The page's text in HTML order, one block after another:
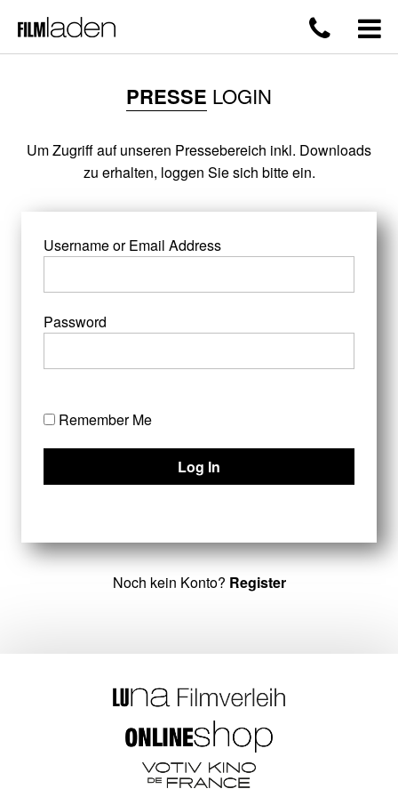
PRESSE LOGIN
Um Zugriff auf unseren Pressebereich inkl. Downloads
zu erhalten, loggen Sie sich bitte ein.
Username or Email Address
Password
Remember Me
Noch kein Konto? Register